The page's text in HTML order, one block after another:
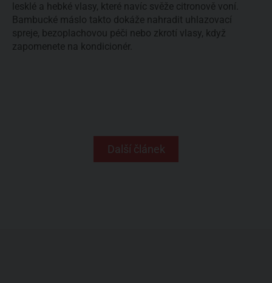
lesklé a hebké vlasy, které navíc svěže citronově voní.
Bambucké máslo takto dokáže nahradit uhlazovací
spreje, bezoplachovou péči nebo zkrotí vlasy, když
zapomenete na kondicionér.
Další článek